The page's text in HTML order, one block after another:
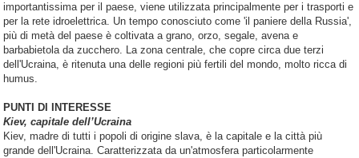
importantissima per il paese, viene utilizzata principalmente per i trasporti e
per la rete idroelettrica. Un tempo conosciuto come 'il paniere della Russia',
più di metà del paese è coltivata a grano, orzo, segale, avena e
barbabietola da zucchero. La zona centrale, che copre circa due terzi
dell'Ucraina, è ritenuta una delle regioni più fertili del mondo, molto ricca di
humus.
PUNTI DI INTERESSE
Kiev, capitale dell’Ucraina
Kiev, madre di tutti i popoli di origine slava, è la capitale e la città più
grande dell'Ucraina. Caratterizzata da un'atmosfera particolarmente